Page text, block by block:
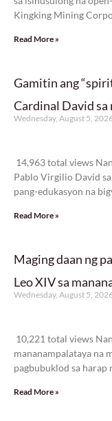
Kingking Mining
Read More »
Gamitin ang
Cardinal David sa
Wednesday, August 5,
14,963 total views
Pablo Virgilio David
pang-edukasyon na
Read More »
Maging daan ng
Leo XIV sa
Wednesday, August 5,
10,221 total views
mananampalataya na
pagbubuklod sa
Read More »